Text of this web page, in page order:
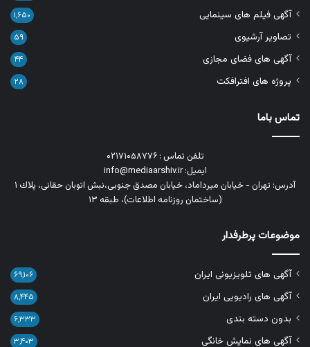
آگهی فیلم های سینمایی ۱,۶۵۰
تصاویر آرشیوی ۵۹
آگهی های فضای مجازی ۴۴
پروژه های افترافکت ۲۸
تماس باما
تلفن تماس : ۰۲۱۷۱۰۵۸۷۷۶
ایمیل: info@mediaarshiv.ir
آدرس: تهران - خیابان میرداماد، خیابان مصدق جنوبی،نبش اتوبان حقانی، پلاك ١
(ساختمان روزنامه اطلاعات)، طبقه ۱۳
موضوعات پرطرفدار
آگهی های تلویزیونی ایران ۶۹,۱۰۶
آگهی های رادیویی ایران ۸,۴۴۵
بدون دسته بندی ۶,۳۳۳
آگهی های نمایش خانگی ۳,۴۰۳